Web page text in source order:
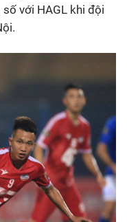
với HAGL khi đội